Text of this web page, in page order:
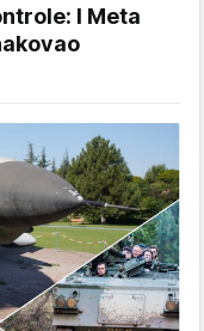
I Meta